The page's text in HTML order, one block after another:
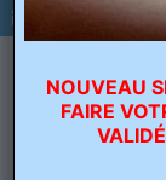
NOUVEAU
FAIRE